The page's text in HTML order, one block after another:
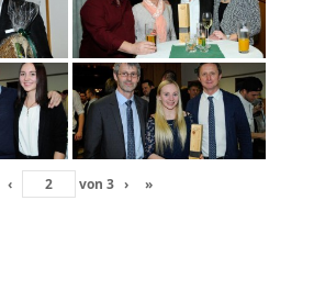
‹ von 3 › »